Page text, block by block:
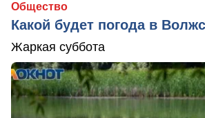
Общество
Какой будет погода в
Жаркая суббота